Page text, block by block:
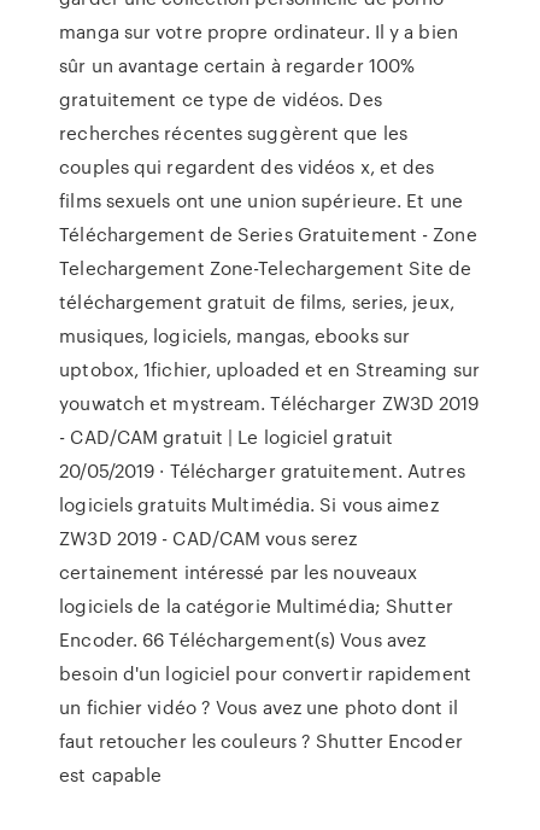
manga sur votre propre ordinateur. Il y a bien
sûr un avantage certain à regarder 100%
gratuitement ce type de vidéos. Des
recherches récentes suggèrent que les
couples qui regardent des vidéos x, et des
films sexuels ont une union supérieure. Et une
Téléchargement de Series Gratuitement - Zone
Telechargement Zone-Telechargement Site de
téléchargement gratuit de films, series, jeux,
musiques, logiciels, mangas, ebooks sur
uptobox, 1fichier, uploaded et en Streaming sur
youwatch et mystream. Télécharger ZW3D 2019
- CAD/CAM gratuit | Le logiciel gratuit
20/05/2019 · Télécharger gratuitement. Autres
logiciels gratuits Multimédia. Si vous aimez
ZW3D 2019 - CAD/CAM vous serez
certainement intéressé par les nouveaux
logiciels de la catégorie Multimédia; Shutter
Encoder. 66 Téléchargement(s) Vous avez
besoin d'un logiciel pour convertir rapidement
un fichier vidéo ? Vous avez une photo dont il
faut retoucher les couleurs ? Shutter Encoder
est capable